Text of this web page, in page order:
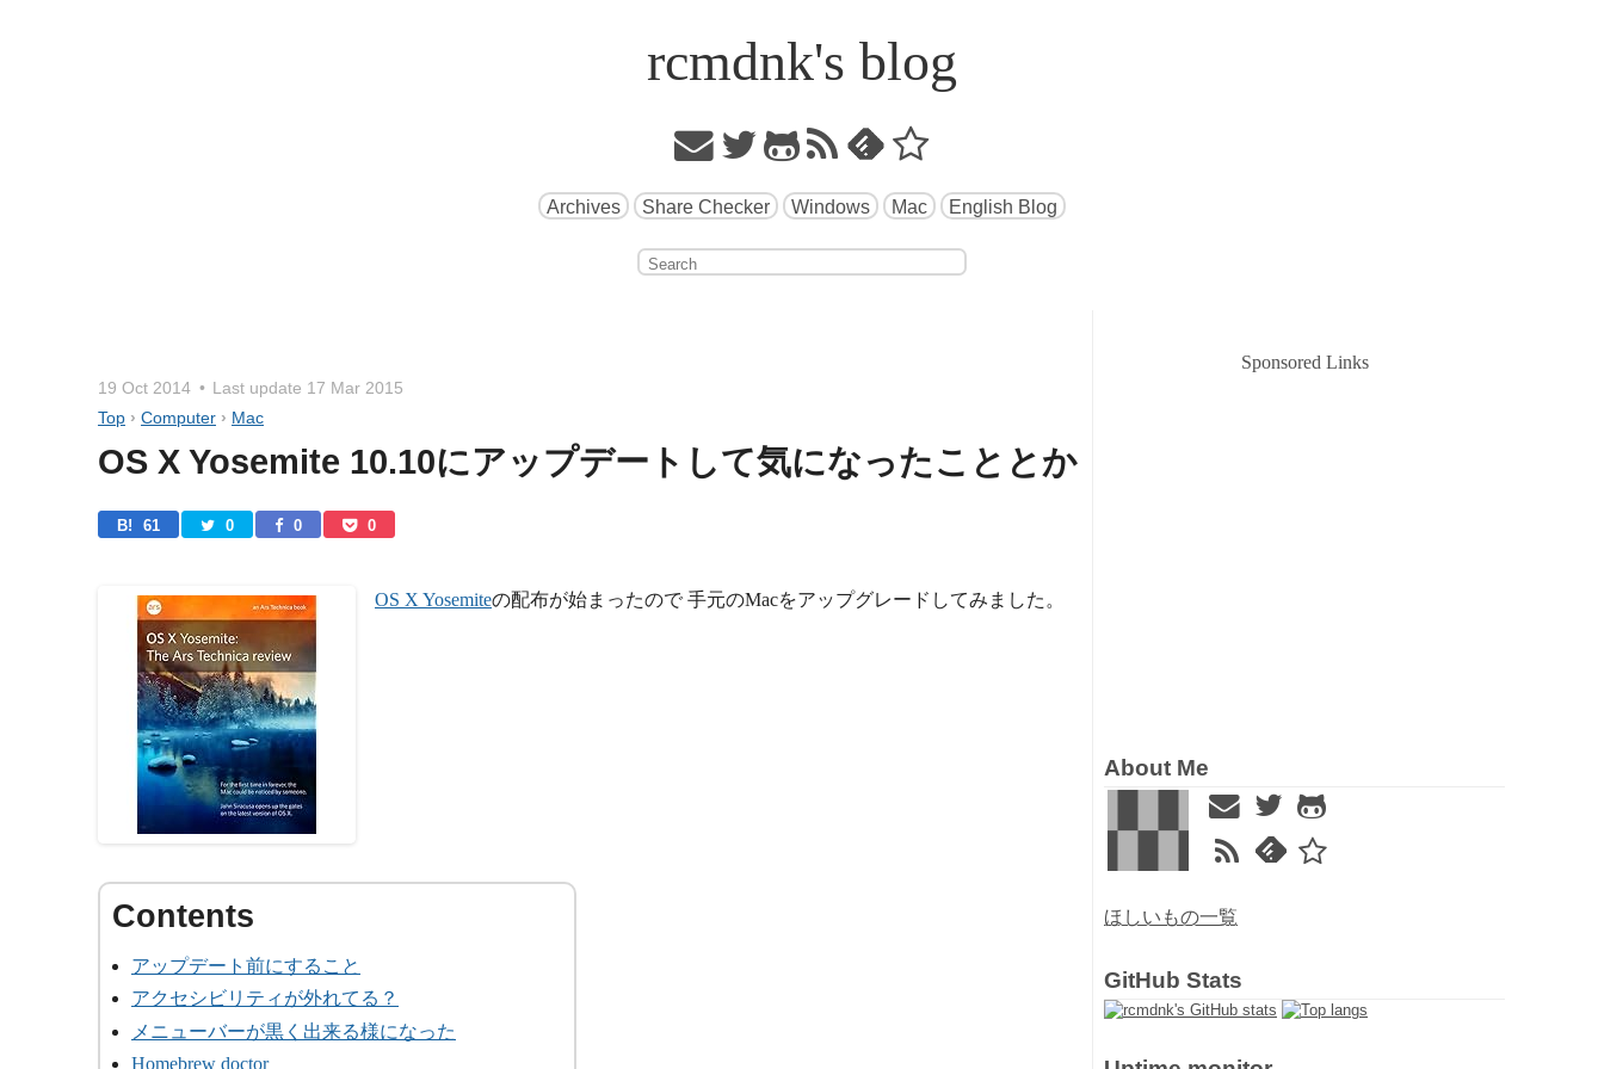
rcmdnk's blog
Archives Share Checker Windows Mac English Blog
19 Oct 2014 Last update 17 Mar 2015
Top › Computer › Mac
OS X Yosemite 10.10にアップデートして気になったこととか
B! 61 0 0 0
OS X Yosemiteの配布が始まったので 手元のMacをアップグレードしてみました。
アップデート前にすること
アクセシビリティが外れてる？
メニューバーが黒く出来る様になった
Homebrew doctor
Sponsored Links
About Me
ほしいもの一覧
GitHub Stats